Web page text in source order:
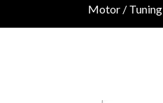
Motor / Tuning